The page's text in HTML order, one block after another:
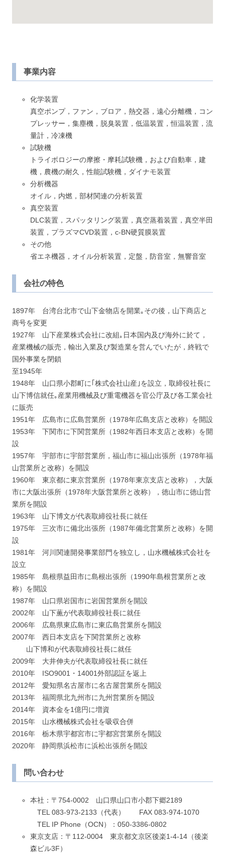
事業内容
化学装置
真空ポンプ，ファン，ブロア，熱交器，遠心分離機，コン
プレッサー，集塵機，脱臭装置，低温装置，恒温装置，流
量計，冷凍機
試験機
トライボロジーの摩擦・摩耗試験機，および自動車，建
機，農機の耐久，性能試験機，ダイナモ装置
分析機器
オイル，内燃，部材関連の分析装置
真空装置
DLC装置，スパッタリング装置，真空蒸着装置，真空半田
装置，プラズマCVD装置，c-BN硬質膜装置
その他
省エネ機器，オイル分析装置，定盤，防音室，無響音室
会社の特色
1897年 台湾台北市で山下金物店を開業｡その後，山下商店と
商号を変更
1927年 山下産業株式会社に改組｡日本国内及び海外に於て，
産業機械の販売，輸出入業及び製造業を営んでいたが，終戦で
国外事業を閉鎖
至1945年
1948年 山口県小郡町に｢株式会社山産｣を設立，取締役社長に
山下博信就任｡産業用機械及び重電機器を官公庁及び各工業会社
に販売
1951年 広島市に広島営業所（1978年広島支店と改称）を開設
1953年 下関市に下関営業所（1982年西日本支店と改称）を開
設
1957年 宇部市に宇部営業所，福山市に福山出張所（1978年福
山営業所と改称）を開設
1960年 東京都に東京営業所（1978年東京支店と改称），大阪
市に大阪出張所（1978年大阪営業所と改称），徳山市に徳山営
業所を開設
1963年 山下博文が代表取締役社長に就任
1975年 三次市に備北出張所（1987年備北営業所と改称）を開
設
1981年 河川関連開発事業部門を独立し，山水機械株式会社を
設立
1985年 島根県益田市に島根出張所（1990年島根営業所と改
称）を開設
1987年 山口県岩国市に岩国営業所を開設
2002年 山下薫が代表取締役社長に就任
2006年 広島県東広島市に東広島営業所を開設
2007年 西日本支店を下関営業所と改称
山下博和が代表取締役社長に就任
2009年 大井伸夫が代表取締役社長に就任
2010年 ISO9001・14001外部認証を返上
2012年 愛知県名古屋市に名古屋営業所を開設
2013年 福岡県北九州市に九州営業所を開設
2014年 資本金を1億円に増資
2015年 山水機械株式会社を吸収合併
2016年 栃木県宇都宮市に宇都宮営業所を開設
2020年 静岡県浜松市に浜松出張所を開設
問い合わせ
本社：〒754-0002 山口県山口市小郡下郷2189
TEL 083-973-2133（代表） FAX 083-974-1070
TEL IP Phone（OCN）：050-3386-0802
東京支店：〒112-0004 東京都文京区後楽1-4-14（後楽
森ビル3F）